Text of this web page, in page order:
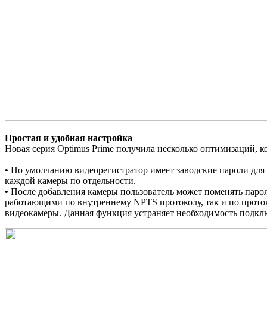
Простая и удобная настройка
Новая серия Optimus Prime получила несколько оптимизаций,
• По умолчанию видеорегистратор имеет заводские пароли
каждой камеры по отдельности.
• После добавления камеры пользователь может поменять
работающими по внутреннему NPTS протоколу, так и по
видеокамеры. Данная функция устраняет необходимость